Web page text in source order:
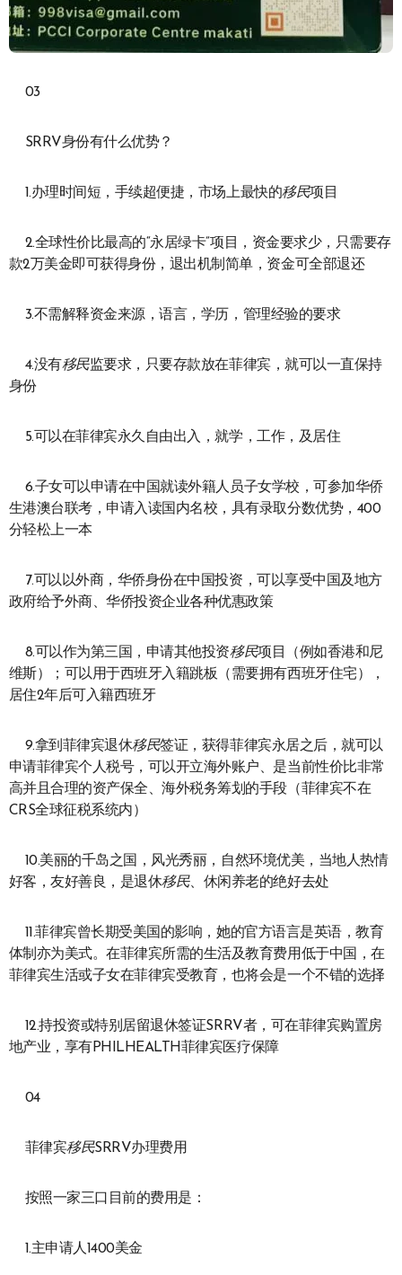
03
SRRV身份有什么优势？
1.办理时间短，手续超便捷，市场上最快的移民项目
2.全球性价比最高的“永居绿卡”项目，资金要求少，只需要存
款2万美金即可获得身份，退出机制简单，资金可全部退还
3.不需解释资金来源，语言，学历，管理经验的要求
4.没有移民监要求，只要存款放在菲律宾，就可以一直保持
身份
5.可以在菲律宾永久自由出入，就学，工作，及居住
6.子女可以申请在中国就读外籍人员子女学校，可参加华侨
生港澳台联考，申请入读国内名校，具有录取分数优势，400
分轻松上一本
7.可以以外商，华侨身份在中国投资，可以享受中国及地方
政府给予外商、华侨投资企业各种优惠政策
8.可以作为第三国，申请其他投资移民项目（例如香港和尼
维斯）；可以用于西班牙入籍跳板（需要拥有西班牙住宅），
居住2年后可入籍西班牙
9.拿到菲律宾退休移民签证，获得菲律宾永居之后，就可以
申请菲律宾个人税号，可以开立海外账户、是当前性价比非常
高并且合理的资产保全、海外税务筹划的手段（菲律宾不在
CRS全球征税系统内）
10.美丽的千岛之国，风光秀丽，自然环境优美，当地人热情
好客，友好善良，是退休移民、休闲养老的绝好去处
11.菲律宾曾长期受美国的影响，她的官方语言是英语，教育
体制亦为美式。在菲律宾所需的生活及教育费用低于中国，在
菲律宾生活或子女在菲律宾受教育，也将会是一个不错的选择
12.持投资或特别居留退休签证SRRV者，可在菲律宾购置房
地产业，享有PHILHEALTH菲律宾医疗保障
04
菲律宾移民SRRV办理费用
按照一家三口目前的费用是：
1.主申请人1400美金